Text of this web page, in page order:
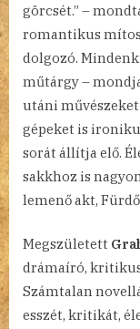
görcsét.” –
romantikus
dolgozó.
műtárgy –
utáni
gépeket is
sorát állítja elő.
sakkhoz is
lemenő akt,
Megszületett
drámaíró,
Számtalan
esszét, kritikát,